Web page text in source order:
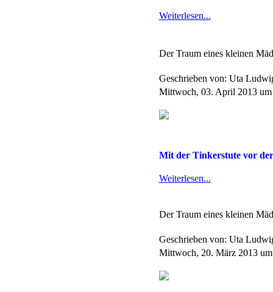
Weiterlesen...
Der Traum eines kleinen
Geschrieben von: Uta
Mittwoch, 03. April 2013 um
Mit der Tinkerstute vor
Weiterlesen...
Der Traum eines kleinen
Geschrieben von: Uta
Mittwoch, 20. März 2013